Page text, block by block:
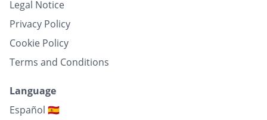
Legal Notice
Privacy Policy
Cookie Policy
Terms and Conditions
Language
Español 🇪🇸